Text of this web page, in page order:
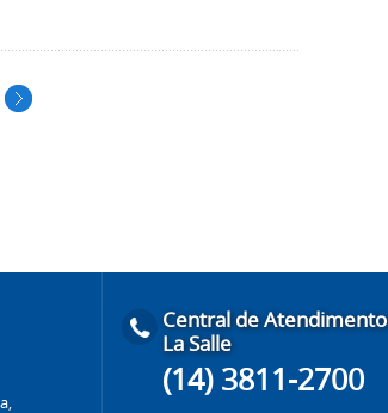
Central de Atendimento
La Salle
(14) 3811-2700